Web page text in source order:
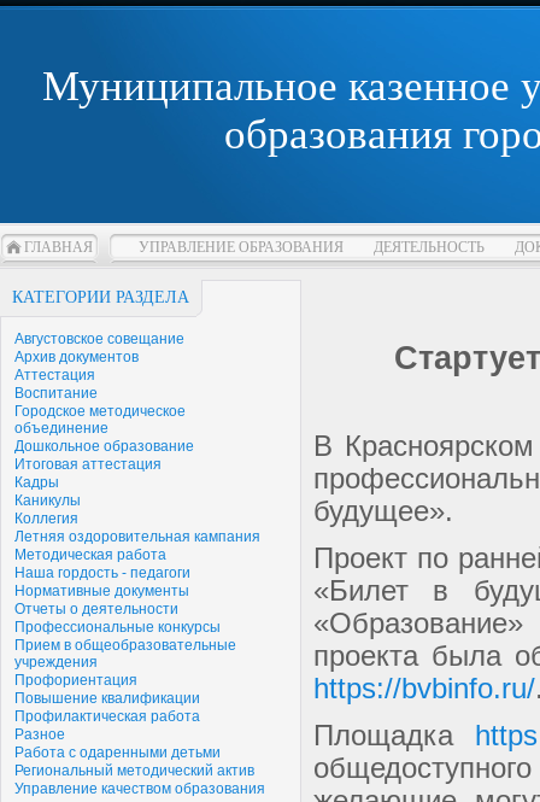
Муниципальное казенное
образования
ГЛАВНАЯ УПРАВЛЕНИЕ ОБРАЗОВАНИЯ ДЕЯТЕЛЬНОСТЬ
КАТЕГОРИИ РАЗДЕЛА
Августовское совещание
Архив документов
Аттестация
Воспитание
Городское методическое
объединение
Дошкольное образование
Итоговая аттестация
Кадры
Каникулы
Коллегия
Летняя оздоровительная кампания
Методическая работа
Наша гордость - педагоги
Нормативные документы
Отчеты о деятельности
Профессиональные конкурсы
Прием в общеобразовательные
учреждения
Профориентация
Повышение квалификации
Профилактическая работа
Разное
Работа с одаренными детьми
Региональный методический актив
Управление качеством образования
В
будущее».
Проект по
«Билет в
проекта была
https://bvbinfo.ru/
Площадка